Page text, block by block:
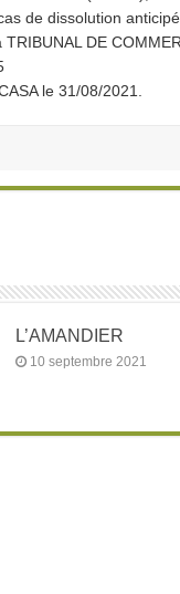
de dissolution
DE
le 31/08/2021.
L’AMANDIER
10 septembre 2021